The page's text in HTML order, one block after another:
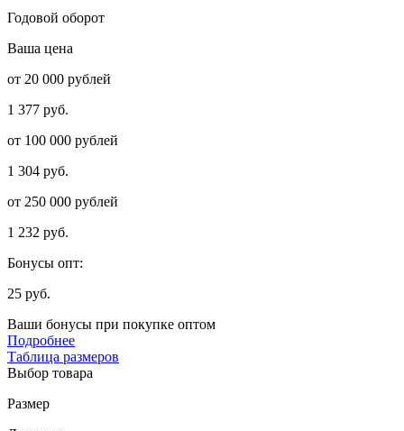
Годовой оборот
Ваша цена
от 20 000 рублей
1 377 руб.
от 100 000 рублей
1 304 руб.
от 250 000 рублей
1 232 руб.
Бонусы опт:
25 руб.
Ваши бонусы при покупке оптом
Подробнее
Таблица размеров
Выбор товара
Размер